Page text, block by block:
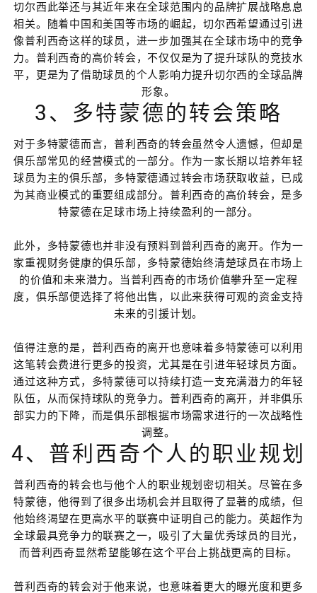
切尔西此举还与其近年来在全球范围内的品牌扩展战略息息
相关。随着中国和美国等市场的崛起，切尔西希望通过引进
像普利西奇这样的球员，进一步加强其在全球市场中的竞争
力。普利西奇的高价转会，不仅仅是为了提升球队的竞技水
平，更是为了借助球员的个人影响力提升切尔西的全球品牌
形象。
3、多特蒙德的转会策略
对于多特蒙德而言，普利西奇的转会虽然令人遗憾，但却是
俱乐部常见的经营模式的一部分。作为一家长期以培养年轻
球员为主的俱乐部，多特蒙德通过转会市场获取收益，已成
为其商业模式的重要组成部分。普利西奇的高价转会，是多
特蒙德在足球市场上持续盈利的一部分。
此外，多特蒙德也并非没有预料到普利西奇的离开。作为一
家重视财务健康的俱乐部，多特蒙德始终清楚球员在市场上
的价值和未来潜力。当普利西奇的市场价值攀升至一定程
度，俱乐部便选择了将他出售，以此来获得可观的资金支持
未来的引援计划。
值得注意的是，普利西奇的离开也意味着多特蒙德可以利用
这笔转会费进行更多的投资，尤其是在引进年轻球员方面。
通过这种方式，多特蒙德可以持续打造一支充满潜力的年轻
队伍，从而保持球队的竞争力。普利西奇的离开，并非俱乐
部实力的下降，而是俱乐部根据市场需求进行的一次战略性
调整。
4、普利西奇个人的职业规划
普利西奇的转会也与他个人的职业规划密切相关。尽管在多
特蒙德，他得到了很多出场机会并且取得了显著的成绩，但
他始终渴望在更高水平的联赛中证明自己的能力。英超作为
全球最具竞争力的联赛之一，吸引了大量优秀球员的目光，
而普利西奇显然希望能够在这个平台上挑战更高的目标。
普利西奇的转会对于他来说，也意味着更大的曝光度和更多